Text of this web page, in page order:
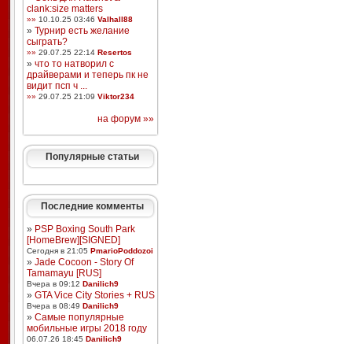
clank:size matters
»» 10.10.25 03:46 Valhall88
» Турнир есть желание
сыграть?
»» 29.07.25 22:14 Resertos
» что то натворил с
драйверами и теперь пк не
видит псп ч ...
»» 29.07.25 21:09 Viktor234
на форум »»
Популярные статьи
Последние комменты
» PSP Boxing South Park
[HomeBrew][SIGNED]
Сегодня в 21:05 PmarioPoddozoi
» Jade Cocoon - Story Of
Tamamayu [RUS]
Вчера в 09:12 Danilich9
» GTA Vice City Stories + RUS
Вчера в 08:49 Danilich9
» Самые популярные
мобильные игры 2018 году
06.07.26 18:45 Danilich9